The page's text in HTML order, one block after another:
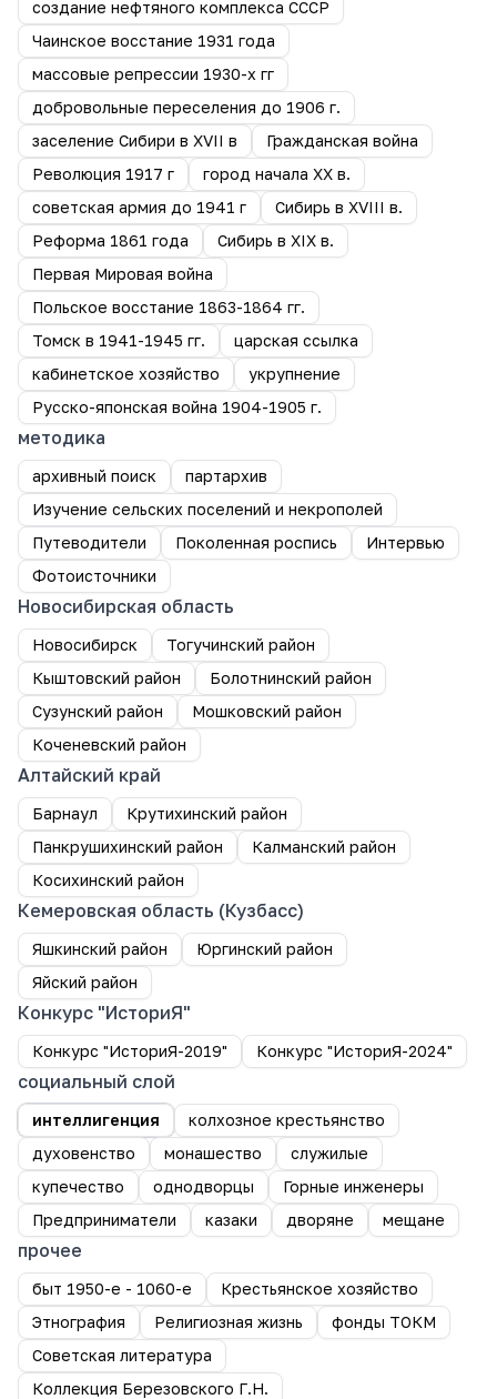
создание нефтяного комплекса СССР
Чаинское восстание 1931 года
массовые репрессии 1930-х гг
добровольные переселения до 1906 г.
заселение Сибири в XVII в
Гражданская война
Революция 1917 г
город начала ХХ в.
советская армия до 1941 г
Сибирь в XVIII в.
Реформа 1861 года
Сибирь в XIX в.
Первая Мировая война
Польское восстание 1863-1864 гг.
Томск в 1941-1945 гг.
царская ссылка
кабинетское хозяйство
укрупнение
Русско-японская война 1904-1905 г.
методика
архивный поиск
партархив
Изучение сельских поселений и некрополей
Путеводители
Поколенная роспись
Интервью
Фотоисточники
Новосибирская область
Новосибирск
Тогучинский район
Кыштовский район
Болотнинский район
Сузунский район
Мошковский район
Коченевский район
Алтайский край
Барнаул
Крутихинский район
Панкрушихинский район
Калманский район
Косихинский район
Кемеровская область (Кузбасс)
Яшкинский район
Юргинский район
Яйский район
Конкурс "ИсториЯ"
Конкурс "ИсториЯ-2019" Конкурс "ИсториЯ-2024"
социальный слой
интеллигенция
колхозное крестьянство
духовенство
монашество
служилые
купечество
однодворцы
Горные инженеры
Предприниматели
казаки дворяне мещане
прочее
быт 1950-е - 1060-е
Крестьянское хозяйство
Этнография
Религиозная жизнь
фонды ТОКМ
Советская литература
Коллекция Березовского Г.Н.